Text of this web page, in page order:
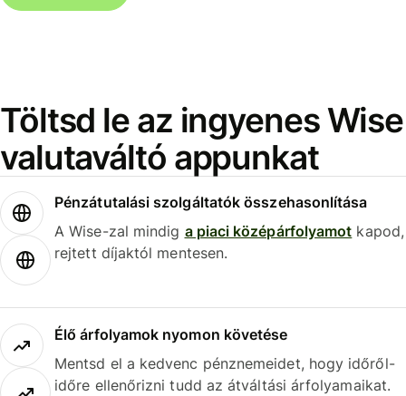
Töltsd le az ingyenes Wise
valutaváltó appunkat
Pénzátutalási szolgáltatók összehasonlítása
A Wise-zal mindig a piaci középárfolyamot kapod,
rejtett díjaktól mentesen.
Élő árfolyamok nyomon követése
Mentsd el a kedvenc pénznemeidet, hogy időről-
időre ellenőrizni tudd az átváltási árfolyamaikat.